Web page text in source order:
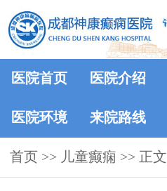
医院首页 医院介绍
医院环境 来院路线
首页 >> 儿童癫痫 >> 正文